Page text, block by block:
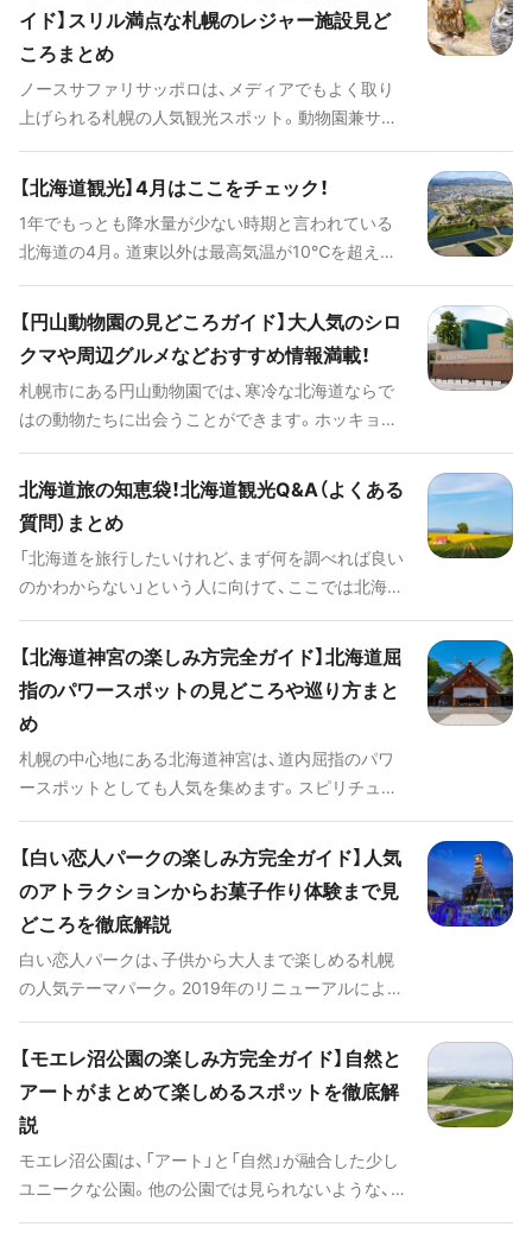
イド】スリル満点な札幌のレジャー施設見ど
ころまとめ
ノースサファリサッポロは、メディアでもよく取り
上げられる札幌の人気観光スポット。動物園兼サフ
いコンテンツを楽しむことができます。 季節ごとに
多彩な楽しみ方が用意されているため、1年に何度も
訪れるリピーターも少なくありません。ここでは、そ
んなノースサファリサッポロの楽しみ方を一挙に紹
介していきます。
【北海道観光】4月はここをチェック！
1年でもっとも降水量が少ない時期と言われている
北海道の4月。道東以外は最高気温が10℃を超え春
続いています。そのため、北海道はまだ冬と春が入り
混じっており、残雪を利用したイベントも春らしい
桜も楽しめる時期なので観光におすすめです。そん
な4月ならではの楽しみ方を紹介します。
【円山動物園の見どころガイド】大人気のシロ
クマや周辺グルメなどおすすめ情報満載！
札幌市にある円山動物園では、寒冷な北海道ならで
はの動物たちに出会うことができます。ホッキョク
はきっと心が癒されることでしょう。また動物以外
にも、グルメやイベントなど円山動物園には魅力が
たくさんあります。今回は、そんな円山動物園の見ど
ころやグルメを徹底解説していきます。
北海道旅の知恵袋！北海道観光Q&A（よくある
質問）まとめ
「北海道を旅行したいけれど、まず何を調べれば良い
のかわからない」という人に向けて、ここでは北海道
て北海道へ訪れるという人も、この記事を読めば一
安心。 エリアごとの楽しみ方やグルメ、気候につい
てなど北海道観光に必要な情報を網羅しています。
他のコラムも参考にしながら、ぜひ北海道観光の計
画を立ててみてくださいね。
【北海道神宮の楽しみ方完全ガイド】北海道屈
指のパワースポットの見どころや巡り方まと
め
札幌の中心地にある北海道神宮は、道内屈指のパワ
ースポットとしても人気を集めます。スピリチュア
ては、確実に押さえておきたい場所でしょう。 また
自然豊かで四季折々の風景を楽しめるため、ここで
は日頃の疲れを癒しつつゆっくりと過ごせるはずで
す。この記事ではそんな北海道神宮の見どころや巡
り方など、楽しみ方を徹底解説していきます。
【白い恋人パークの楽しみ方完全ガイド】人気
のアトラクションからお菓子作り体験まで見
どころを徹底解説
白い恋人パークは、子供から大人まで楽しめる札幌
の人気テーマパーク。2019年のリニューアルによ
アトラクションや工場見学、グルメなど、あらゆるポ
イントで楽しめるのが白い恋人パークの魅力でしょ
う。この記事では、そんな白い恋人パークの楽しみ方
を徹底解説していきます。
【モエレ沼公園の楽しみ方完全ガイド】自然と
アートがまとめて楽しめるスポットを徹底解
説
モエレ沼公園は、「アート」と「自然」が融合した少し
ユニークな公園。他の公園では見られないような、斬